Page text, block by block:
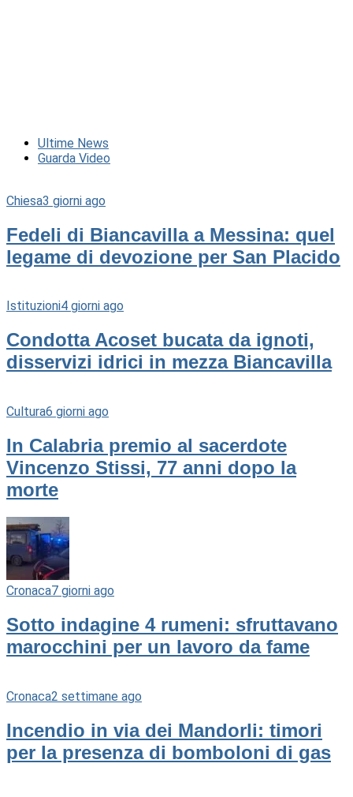
Ultime News
Guarda Video
Chiesa3 giorni ago
Fedeli di Biancavilla a Messina: quel
legame di devozione per San Placido
Istituzioni4 giorni ago
Condotta Acoset bucata da ignoti,
disservizi idrici in mezza Biancavilla
Cultura6 giorni ago
In Calabria premio al sacerdote
Vincenzo Stissi, 77 anni dopo la
morte
Cronaca7 giorni ago
Sotto indagine 4 rumeni: sfruttavano
marocchini per un lavoro da fame
Cronaca2 settimane ago
Incendio in via dei Mandorli: timori
per la presenza di bomboloni di gas